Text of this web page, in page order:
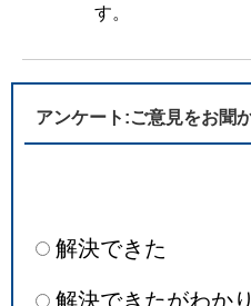
す。
アンケート:ご意見をお聞
解決できた
解決できたがわか